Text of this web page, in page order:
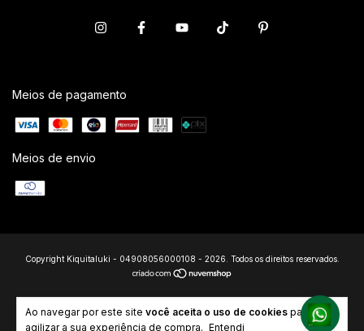
Ao navegar por este site você aceita o uso de cookies para
agilizar a sua experiência de compra. Entendi
Meios de pagamento
Meios de envio
Copyright Kiquitaluki - 04908056000108 - 2026. Todos os direitos reservados.